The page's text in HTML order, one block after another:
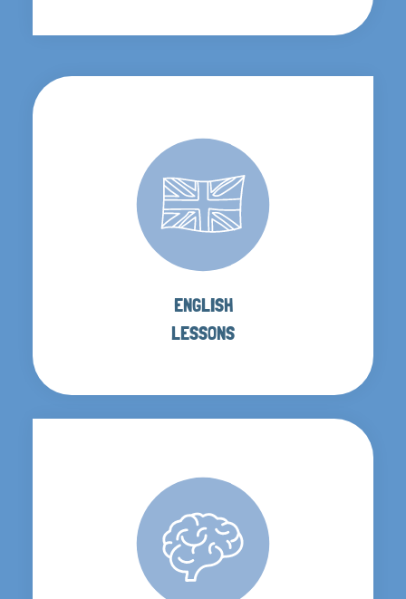
ENGLISH
LESSONS